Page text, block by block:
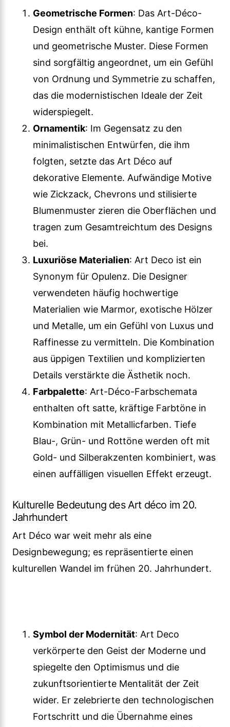
Geometrische Formen: Das Art-Déco-
Design enthält oft kühne, kantige Formen
und geometrische Muster. Diese Formen
sind sorgfältig angeordnet, um ein Gefühl
von Ordnung und Symmetrie zu schaffen,
das die modernistischen Ideale der Zeit
widerspiegelt.
Ornamentik: Im Gegensatz zu den
minimalistischen Entwürfen, die ihm
folgten, setzte das Art Déco auf
dekorative Elemente. Aufwändige Motive
wie Zickzack, Chevrons und stilisierte
Blumenmuster zieren die Oberflächen und
tragen zum Gesamtreichtum des Designs
bei.
Luxuriöse Materialien: Art Deco ist ein
Synonym für Opulenz. Die Designer
verwendeten häufig hochwertige
Materialien wie Marmor, exotische Hölzer
und Metalle, um ein Gefühl von Luxus und
Raffinesse zu vermitteln. Die Kombination
aus üppigen Textilien und komplizierten
Details verstärkte die Ästhetik noch.
Farbpalette: Art-Déco-Farbschemata
enthalten oft satte, kräftige Farbtöne in
Kombination mit Metallicfarben. Tiefe
Blau-, Grün- und Rottöne werden oft mit
Gold- und Silberakzenten kombiniert, was
einen auffälligen visuellen Effekt erzeugt.
Kulturelle Bedeutung des Art déco im 20.
Jahrhundert
Art Déco war weit mehr als eine
Designbewegung; es repräsentierte einen
kulturellen Wandel im frühen 20. Jahrhundert.
Symbol der Modernität: Art Deco
verkörperte den Geist der Moderne und
spiegelte den Optimismus und die
zukunftsorientierte Mentalität der Zeit
wider. Er zelebrierte den technologischen
Fortschritt und die Übernahme eines